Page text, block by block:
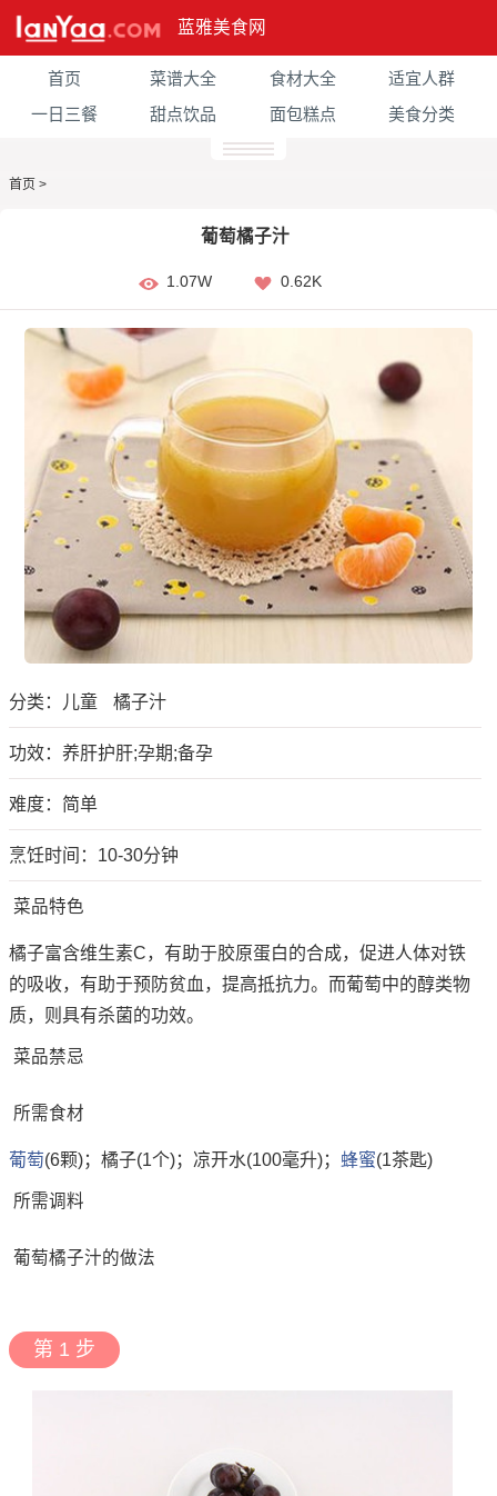
蓝雅美食网
首页 菜谱大全 食材大全
适宜人群
一日三餐
甜点饮品 面包糕点 美食分类
首页 >
葡萄橘子汁
1.07W 0.62K
分类： 儿童 橘子汁
功效：养肝护肝;孕期;备孕
难度：简单
烹饪时间：10-30分钟
菜品特色
橘子富含维生素C，有助于胶原蛋白的合成，促进人体对铁
的吸收，有助于预防贫血，提高抵抗力。而葡萄中的醇类物
质，则具有杀菌的功效。
菜品禁忌
所需食材
葡萄(6颗)；橘子(1个)；凉开水(100毫升)； 蜂蜜(1茶匙)
所需调料
葡萄橘子汁的做法
第 1 步